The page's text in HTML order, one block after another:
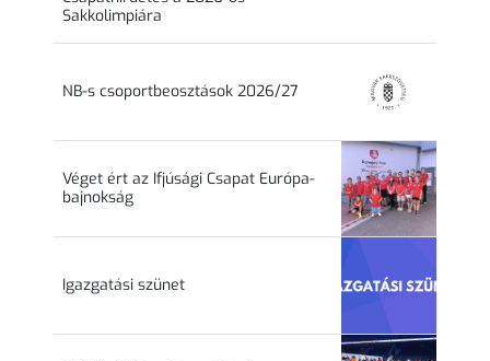
Sakkolimpiára
NB-s csoportbeosztások 2026/27
Véget ért az Ifjúsági Csapat Európa-
bajnokság
Igazgatási szünet